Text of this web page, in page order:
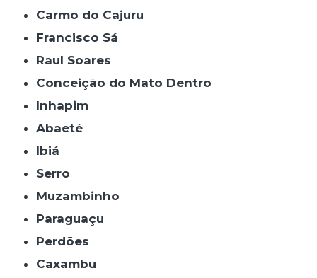
Carmo do Cajuru
Francisco Sá
Raul Soares
Conceição do Mato Dentro
Inhapim
Abaeté
Ibiá
Serro
Muzambinho
Paraguaçu
Perdões
Caxambu